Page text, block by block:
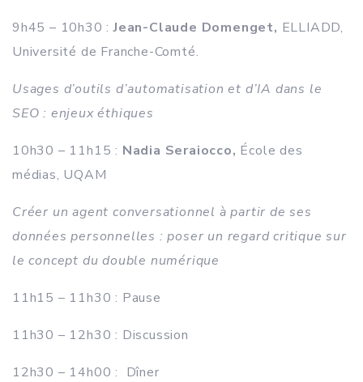
9h45 – 10h30 :Jean-Claude Domenget, ELLIADD,
Université de Franche-Comté.
Usages d’outils d’automatisation et d’IA dans le
SEO : enjeux éthiques
10h30 – 11h15 : Nadia Seraiocco, École des
médias, UQAM
Créer un agent conversationnel à partir de ses
données personnelles : poser un regard critique sur
le concept du double numérique
11h15 – 11h30 : Pause
11h30 – 12h30 : Discussion
12h30 – 14h00 : Dîner